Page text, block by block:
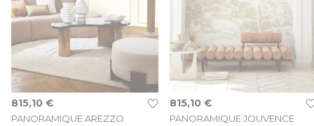
PANORAMIQUE AREZZO
815,10 €
PANORAMIQUE JOUVENCE
815,10 €